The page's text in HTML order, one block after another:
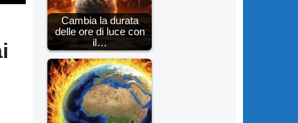
Cambia la durata
delle ore di luce con
il…